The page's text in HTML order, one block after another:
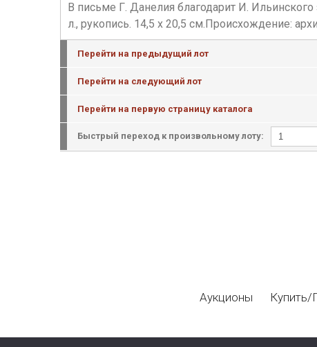
В письме Г. Данелия благодарит И.
л., рукопись. 14,5 х 20,5 см.Происхождение:
Перейти на предыдущий лот
Перейти на следующий лот
Перейти на первую страницу каталога
Быстрый переход к произвольному лоту:
Аукционы Купить/